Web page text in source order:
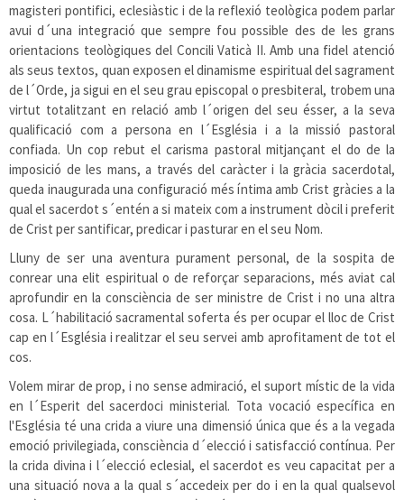
magisteri pontifici, eclesiàstic i de la reflexió teològica podem parlar
avui d´una integració que sempre fou possible des de les grans
orientacions teològiques del Concili Vaticà II. Amb una fidel atenció
als seus textos, quan exposen el dinamisme espiritual del sagrament
de l´Orde, ja sigui en el seu grau episcopal o presbiteral, trobem una
virtut totalitzant en relació amb l´origen del seu ésser, a la seva
qualificació com a persona en l´Església i a la missió pastoral
confiada. Un cop rebut el carisma pastoral mitjançant el do de la
imposició de les mans, a través del caràcter i la gràcia sacerdotal,
queda inaugurada una configuració més íntima amb Crist gràcies a la
qual el sacerdot s´entén a si mateix com a instrument dòcil i preferit
de Crist per santificar, predicar i pasturar en el seu Nom.
Lluny de ser una aventura purament personal, de la sospita de
conrear una elit espiritual o de reforçar separacions, més aviat cal
aprofundir en la consciència de ser ministre de Crist i no una altra
cosa. L´habilitació sacramental soferta és per ocupar el lloc de Crist
cap en l´Església i realitzar el seu servei amb aprofitament de tot el
cos.
Volem mirar de prop, i no sense admiració, el suport místic de la vida
en l´Esperit del sacerdoci ministerial. Tota vocació específica en
l'Església té una crida a viure una dimensió única que és a la vegada
emoció privilegiada, consciència d´elecció i satisfacció contínua. Per
la crida divina i l´elecció eclesial, el sacerdot es veu capacitat per a
una situació nova a la qual s´accedeix per do i en la qual qualsevol